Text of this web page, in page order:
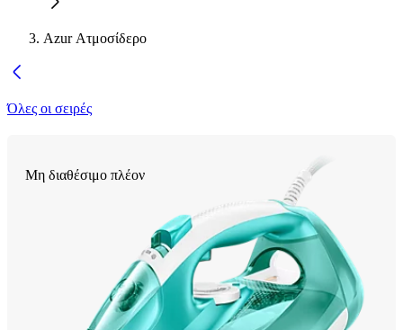
Azur Ατμοσίδερο
Όλες οι σειρές
Μη διαθέσιμο πλέον